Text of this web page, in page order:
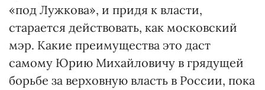
«под Лужкова», и придя к власти,
старается действовать, как московский
мэр. Какие преимущества это даст
самому Юрию Михайловичу в грядущей
борьбе за верховную власть в России, пока